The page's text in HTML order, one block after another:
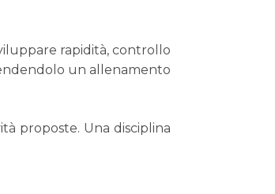
rapidità, controllo
un allenamento
proposte. Una disciplina